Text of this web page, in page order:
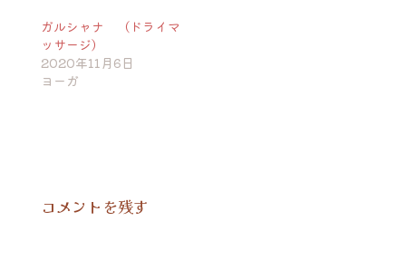
ガルシャナ （ドライマ
ッサージ）
2020年11月6日
ヨーガ
コメントを残す